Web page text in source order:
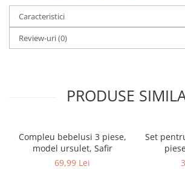
Caracteristici
Review-uri(0)
PRODUSE
Compleu bebelusi 3 piese,
model ursulet, Safir
69,99 Lei
Set